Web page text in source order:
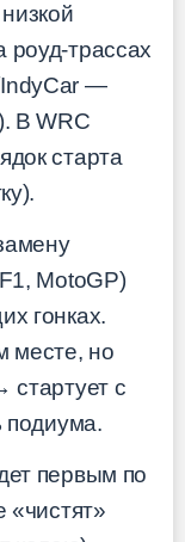
роуд-трассах
—
В WRC
старта
MotoGP)
гонках.
месте, но
стартует с
подиума.
первым по
«чистят»